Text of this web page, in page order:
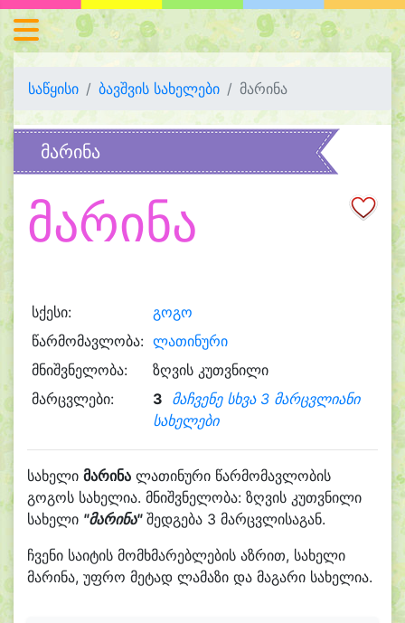
საწყისი ბავშვის სახელები მარინა
მარინა
მარინა
სქესი:
გოგო
წარმომავლობა: ლათინური
მნიშვნელობა:
ზღვის კუთვნილი
მარცვლები:
3 მაჩვენე სხვა 3 მარცვლიანი
სახელები
სახელი მარინა ლათინური წარმომავლობის
გოგოს სახელია. მნიშვნელობა: ზღვის კუთვნილი
სახელი "მარინა"შედგება 3 მარცვლისაგან.
ჩვენი საიტის მომხმარებლების აზრით, სახელი
მარინა, უფრო მეტად ლამაზი და მაგარი სახელია.